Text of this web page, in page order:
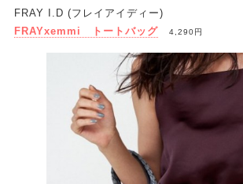
FRAY I.D (フレイアイディー)
FRAYxemmi トートバッグ
4,290円